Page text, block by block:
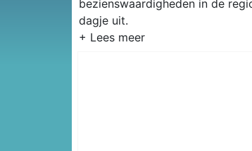
bezienswaardigheden in de
dagje uit.